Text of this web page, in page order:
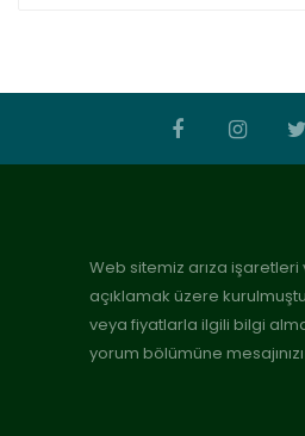
Web sitemiz arıza işaretleri
açıklamak üzere
veya fiyatlarla ilgili bilgi
yorum bölümüne mesajınızı